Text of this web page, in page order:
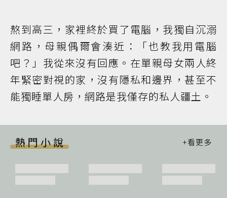
熬到高三，家裡終於買了電腦，我獨自沉溺
網路，母親偶爾會湊近：「也教我用電腦
吧？」我從來沒有回應。在單親母女兩人終
年緊密對視的家，沒有隱私和邊界，甚至不
能獨睡單人房，網路是我僅存的私人疆土。
熱門小說